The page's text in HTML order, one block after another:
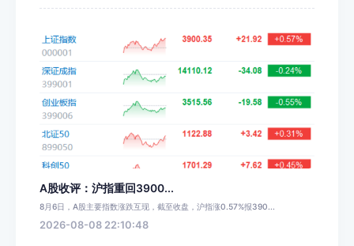
A股收评：沪指重回3900...
8月6日，A股主要指数涨跌互现，截至收盘，沪指涨0.57%报390...
2026-08-08 22:10:48